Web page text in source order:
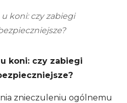
koni: czy zabiegi
koni: czy zabiegi
znieczuleniu ogólnemu